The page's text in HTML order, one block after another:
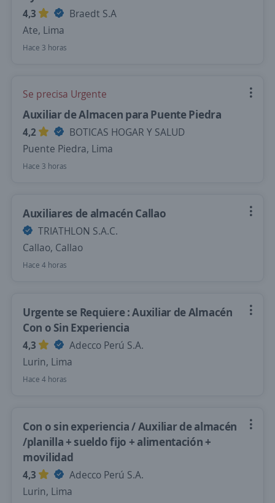
4,3
Braedt S.A
Ate, Lima
Hace 3 horas
Se precisa Urgente
Auxiliar de Almacen para Puente Piedra
4,2
BOTICAS HOGAR Y SALUD
Puente Piedra, Lima
Hace 3 horas
Auxiliares de almacén Callao
TRIATHLON S.A.C.
Callao, Callao
Hace 4 horas
Urgente se Requiere : Auxiliar de Almacén
Con o Sin Experiencia
4,3
Adecco Perú S.A.
Lurin, Lima
Hace 4 horas
Con o sin experiencia / Auxiliar de almacén
/planilla + sueldo fijo + alimentación +
movilidad
4,3
Adecco Perú S.A.
Lurin, Lima